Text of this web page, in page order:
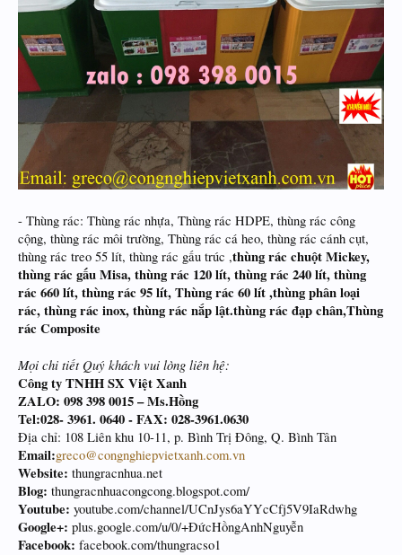
- Thùng rác: Thùng rác nhựa, Thùng rác HDPE, thùng rác công
cộng, thùng rác môi trường, Thùng rác cá heo, thùng rác cánh cụt,
thùng rác treo 55 lít, thùng rác gấu trúc ,thùng rác chuột Mickey,
thùng rác gấu Misa, thùng rác 120 lít, thùng rác 240 lít, thùng
rác 660 lít, thùng rác 95 lít, Thùng rác 60 lít ,thùng phân loại
rác, thùng rác inox, thùng rác nắp lật.thùng rác đạp chân,Thùng
rác Composite
Mọi chi tiết Quý khách vui lòng liên hệ:
Công ty TNHH SX Việt Xanh
ZALO: 098 398 0015 – Ms.Hồng
Tel:028- 3961. 0640 - FAX: 028-3961.0630
Địa chỉ: 108 Liên khu 10-11, p. Bình Trị Đông, Q. Bình Tân
Email:greco@congnghiepvietxanh.com.vn
Website: thungracnhua.net
Blog: thungracnhuacongcong.blogspot.com/
Youtube: youtube.com/channel/UCnJys6aYYcCfj5V9IaRdwhg
Google+: plus.google.com/u/0/+ĐứcHồngAnhNguyễn
Facebook: facebook.com/thungracso1